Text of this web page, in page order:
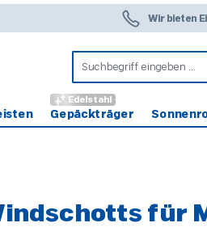
Wir bieten
Gepäckträger
Edelstahl
für